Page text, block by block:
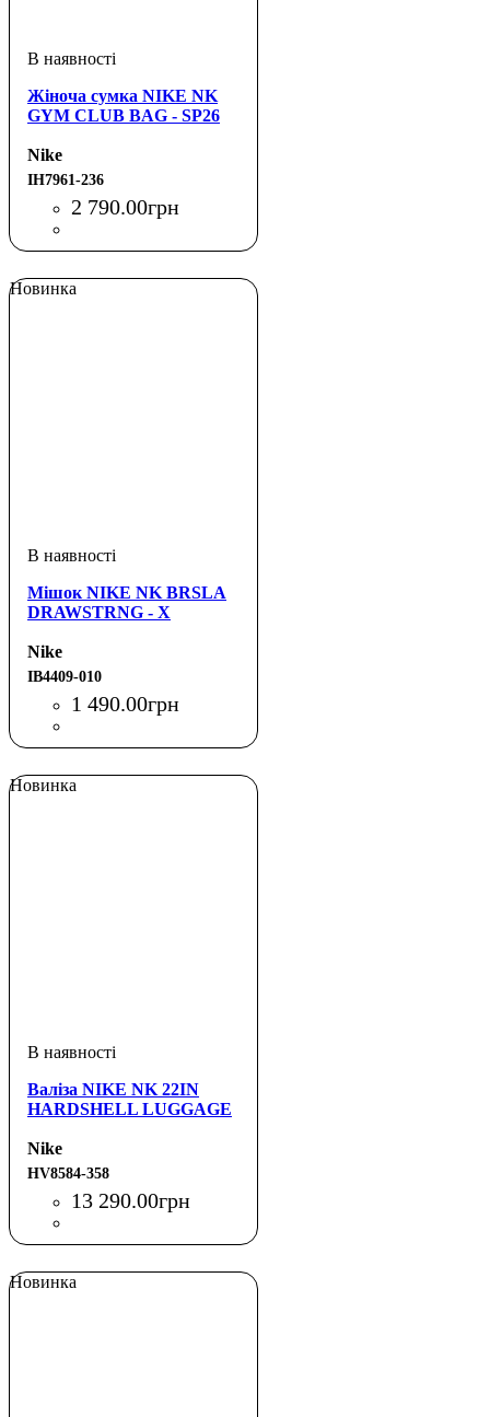
Жіноча сумка NIKE NK
GYM CLUB BAG - SP26
Nike
IH7961-236
2 790.00грн
Новинка
Мішок NIKE NK BRSLA
DRAWSTRNG - X
Nike
IB4409-010
1 490.00грн
Новинка
Валіза NIKE NK 22IN
HARDSHELL LUGGAGE
Nike
HV8584-358
13 290.00грн
Новинка